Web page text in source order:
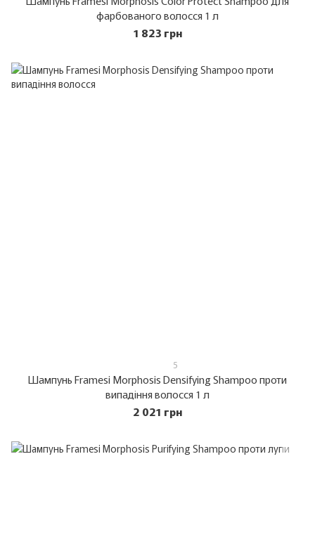
фарбованого волосся 1 л
1 823 грн
5
Шампунь Framesi Morphosis Densifying Shampoo проти
випадіння волосся 1 л
2 021 грн